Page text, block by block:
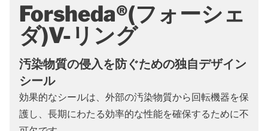
Forsheda®(フォーシェ
ダ)V-リング
汚染物質の侵入を防ぐための独自デザイン
シール
効果的なシールは、外部の汚染物質から回転機器を保
護し、長期にわたる効率的な性能を確保するために不